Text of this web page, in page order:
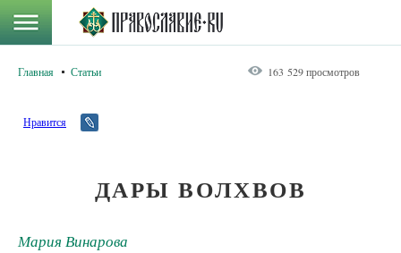
Главная Статьи 163 529 просмотров
Нравится
ДАРЫ ВОЛХВОВ
Мария Винарова